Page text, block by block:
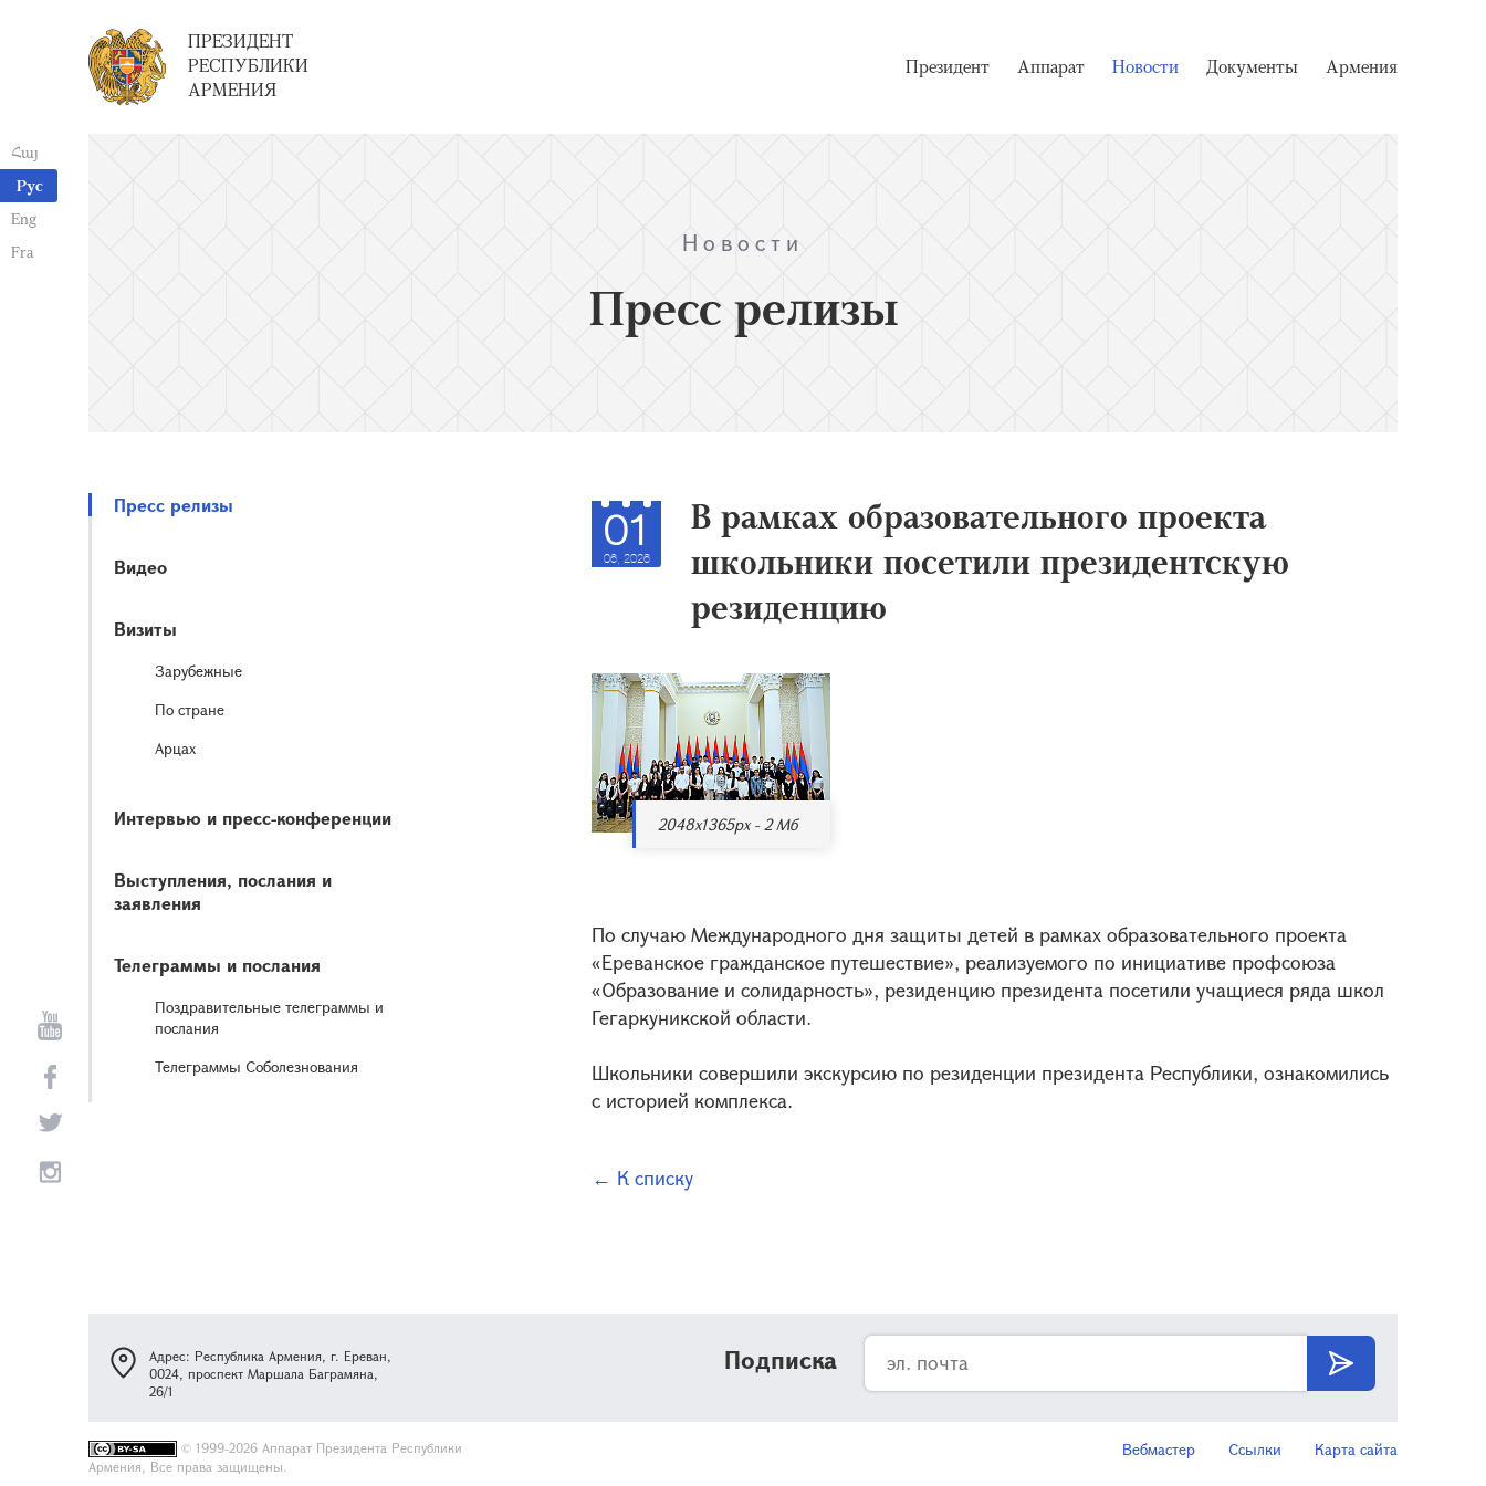
Հայ
Рус
Eng
Fra
ПРЕЗИДЕНТ
РЕСПУБЛИКИ
АРМЕНИЯ
Президент Аппарат Новости Документы Армения
Новости
Пресс релизы
Пресс релизы
Видео
Визиты
Зарубежные
По стране
Арцах
Интервью и пресс-конференции
Выступления, послания и
заявления
Телеграммы и послания
Поздравительные телеграммы и
послания
Телеграммы Соболезнования
01
06, 2026
В рамках образовательного проекта
школьники посетили президентскую
резиденцию
2048x1365px - 2 Мб
По случаю Международного дня защиты детей в рамках образовательного проекта
«Ереванское гражданское путешествие», реализуемого по инициативе профсоюза
«Образование и солидарность», резиденцию президента посетили учащиеся ряда школ
Гегаркуникской области.
Школьники совершили экскурсию по резиденции президента Республики, ознакомились
с историей комплекса.
← К списку
Подписка
Адрес: Республика Армения, г. Ереван,
0024, проспект Маршала Баграмяна,
26/1
Вебмастер Ссылки Карта сайта
© 1999-2026 Аппарат Президента Республики
Армения, Все права защищены.